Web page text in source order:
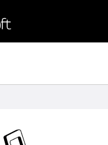
ユーティリティ